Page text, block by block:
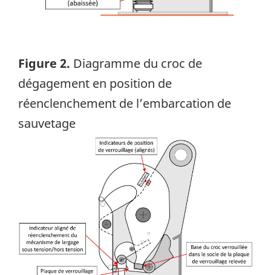
Figure 2. Diagramme du croc de
dégagement en position de
réenclenchement de l’embarcation de
sauvetage